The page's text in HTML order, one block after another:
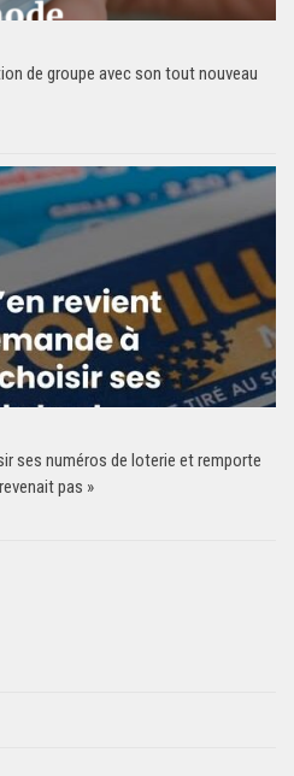
de groupe avec son tout nouveau
ses numéros de loterie et remporte
pas »